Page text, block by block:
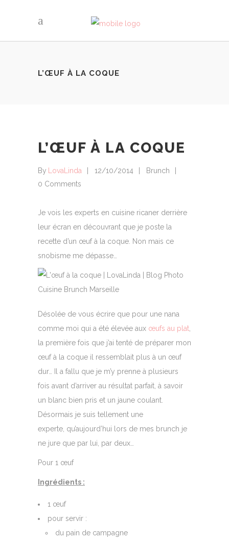
L’ŒUF À LA COQUE
L’ŒUF À LA COQUE
By LovaLinda 12/10/2014
Brunch
0 Comments
Je vois les experts en cuisine ricaner derrière
leur écran en découvrant que je poste la
recette d’un œuf à la coque. Non mais ce
snobisme me dépasse…
Désolée de vous écrire que pour une nana
comme moi qui a été élevée aux œufs au plat,
la première fois que j’ai tenté de préparer mon
œuf à la coque il ressemblait plus à un œuf
dur… Il a fallu que je m’y prenne à plusieurs
fois avant d’arriver au résultat parfait, à savoir
un blanc bien pris et un jaune coulant.
Désormais je suis tellement une
experte, qu’aujourd’hui lors de mes brunch je
ne jure que par lui, par deux…
Pour 1 œuf
Ingrédients :
1 œuf
pour servir :
du pain de campagne